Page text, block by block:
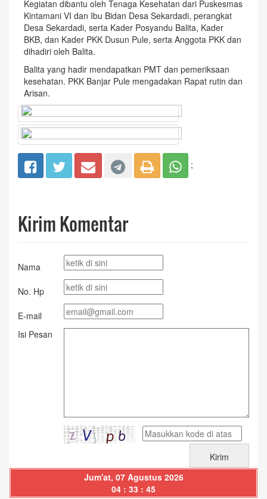
Kegiatan dibantu oleh Tenaga Kesehatan dari Puskesmas
Kintamani VI dan Ibu Bidan Desa Sekardadi, perangkat
Desa Sekardadi, serta Kader Posyandu Balita, Kader
BKB, dan Kader PKK Dusun Pule, serta Anggota PKK dan
dihadiri oleh Balita.
Balita yang hadir mendapatkan PMT dan pemeriksaan
kesehatan. PKK Banjar Pule mengadakan Rapat rutin dan
Arisan.
;
Kirim Komentar
Nama
No. Hp
E-mail
Isi Pesan
Jum'at, 07 Agustus 2026
04 : 33 : 45